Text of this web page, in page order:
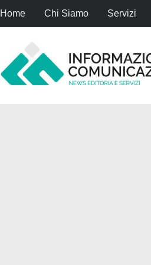
Home Chi Siamo Servizi